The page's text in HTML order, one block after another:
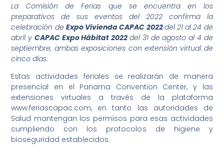
La Comisión de Ferias que se encuentra en los
preparativos de sus eventos del 2022 confirma la
celebración de Expo Vivienda CAPAC 2022del 21 al 24 de
abril y CAPAC Expo Hábitat 2022del 31 de agosto al 4 de
septiembre, ambas exposiciones con extensión virtual de
cinco días.
Estas actividades feriales se realizarán de manera
presencial en el Panama Convention Center, y las
extensiones virtuales a través de la plataforma
www.feriascapac.com, en tanto las autoridades de
Salud mantengan los permisos para esas actividades
cumpliendo con los protocolos de higiene y
bioseguridad establecidos.